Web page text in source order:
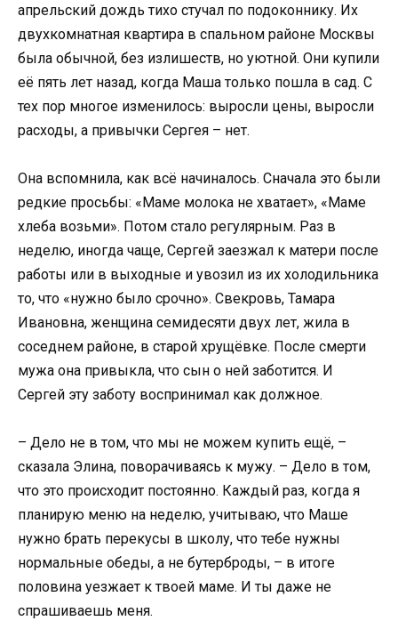
апрельский дождь тихо стучал по подоконнику. Их
двухкомнатная квартира в спальном районе Москвы
была обычной, без излишеств, но уютной. Они купили
её пять лет назад, когда Маша только пошла в сад. С
тех пор многое изменилось: выросли цены, выросли
расходы, а привычки Сергея – нет.
Она вспомнила, как всё начиналось. Сначала это были
редкие просьбы: «Маме молока не хватает», «Маме
хлеба возьми». Потом стало регулярным. Раз в
неделю, иногда чаще, Сергей заезжал к матери после
работы или в выходные и увозил из их холодильника
то, что «нужно было срочно». Свекровь, Тамара
Ивановна, женщина семидесяти двух лет, жила в
соседнем районе, в старой хрущёвке. После смерти
мужа она привыкла, что сын о ней заботится. И
Сергей эту заботу воспринимал как должное.
– Дело не в том, что мы не можем купить ещё, –
сказала Элина, поворачиваясь к мужу. – Дело в том,
что это происходит постоянно. Каждый раз, когда я
планирую меню на неделю, учитываю, что Маше
нужно брать перекусы в школу, что тебе нужны
нормальные обеды, а не бутерброды, – в итоге
половина уезжает к твоей маме. И ты даже не
спрашиваешь меня.